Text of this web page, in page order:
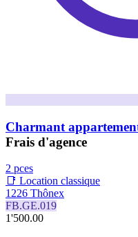
Charmant
Frais d'agence
2 pces
📑 Location classique
1226 Thônex
FB.GE.019
1'500.00